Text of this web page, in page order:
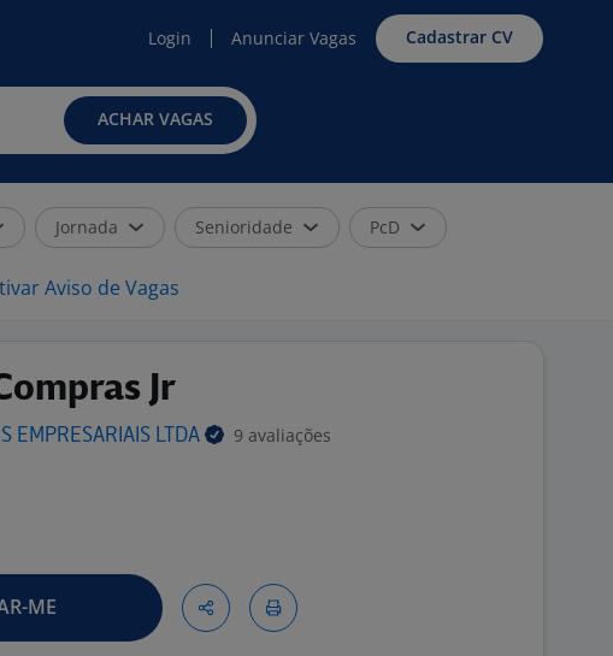
Login Anunciar Vagas Cadastrar CV
ACHAR VAGAS
Jornada Senioridade PcD
Aviso de Vagas
Jr
EMPRESARIAIS LTDA 9 avaliações
ME